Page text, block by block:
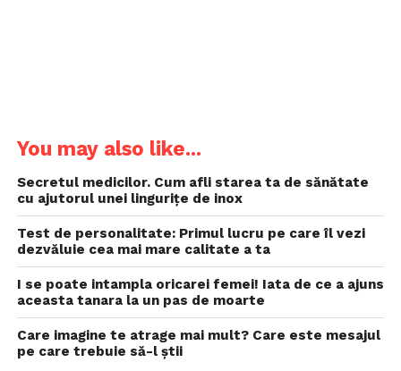
You may also like...
Secretul medicilor. Cum afli starea ta de sănătate
cu ajutorul unei lingurițe de inox
Test de personalitate: Primul lucru pe care îl vezi
dezvăluie cea mai mare calitate a ta
I se poate intampla oricarei femei! Iata de ce a ajuns
aceasta tanara la un pas de moarte
Care imagine te atrage mai mult? Care este mesajul
pe care trebuie să-l știi